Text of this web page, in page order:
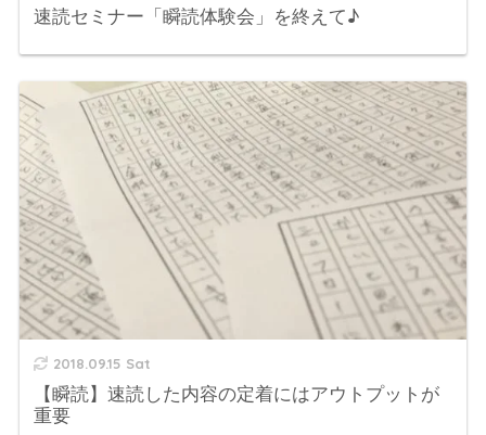
速読セミナー「瞬読体験会」を終えて♪
2018.09.15 Sat
【瞬読】速読した内容の定着にはアウトプットが
重要